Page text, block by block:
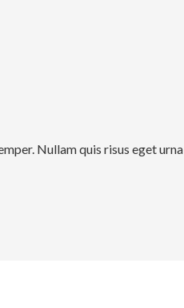
Nullam quis risus eget urna